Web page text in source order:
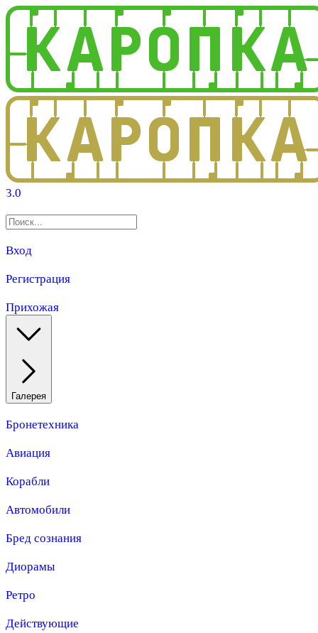
3.0
Вход
Регистрация
Прихожая
Галерея
Бронетехника
Авиация
Корабли
Автомобили
Бред сознания
Диорамы
Ретро
Действующие